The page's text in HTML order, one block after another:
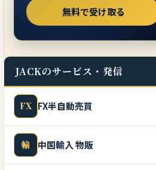
JACKのサービス・発信
FX FX半自動売買
輸 中国輸入 物販